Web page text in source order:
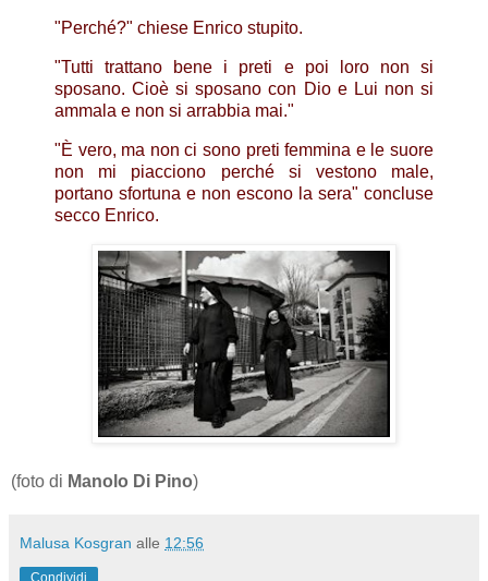
"Perché?" chiese Enrico stupito.
"Tutti trattano bene i preti e poi loro non si
sposano. Cioè si sposano con Dio e Lui non si
ammala e non si arrabbia mai."
"È vero, ma non ci sono preti femmina e le suore
non mi piacciono perché si vestono male,
portano sfortuna e non escono la sera" concluse
secco Enrico.
(foto di Manolo Di Pino)
Malusa Kosgran alle 12:56
Condividi